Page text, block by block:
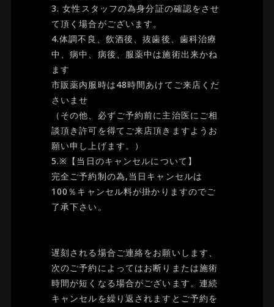
3. 女性スタッフの為身分証の確認をさせ
て頂く場合がございます。
4.体調不良、飲酒後、抜歯後、歯科治療
中、病中、病後、服薬中は施術出来かね
ます
市販薬内服時は48時間あけてご来店くだ
さいませ
（その他、必ずご予約前に主治医にご相
談頂き許可を得てご来店頂きますようお
願い申し上げます。）
5.※【当日のキャンセルについて】
完全ご予約制の為,当日キャンセルは
100％キャンセル料が掛かりますのでご
了承下さい。
遅刻される場合ご連絡をお願いします、
次のご予約によってはお断りまたは施術
時間が短くなる場合がございます。連続
キャンセルを繰り返されますとご予約を